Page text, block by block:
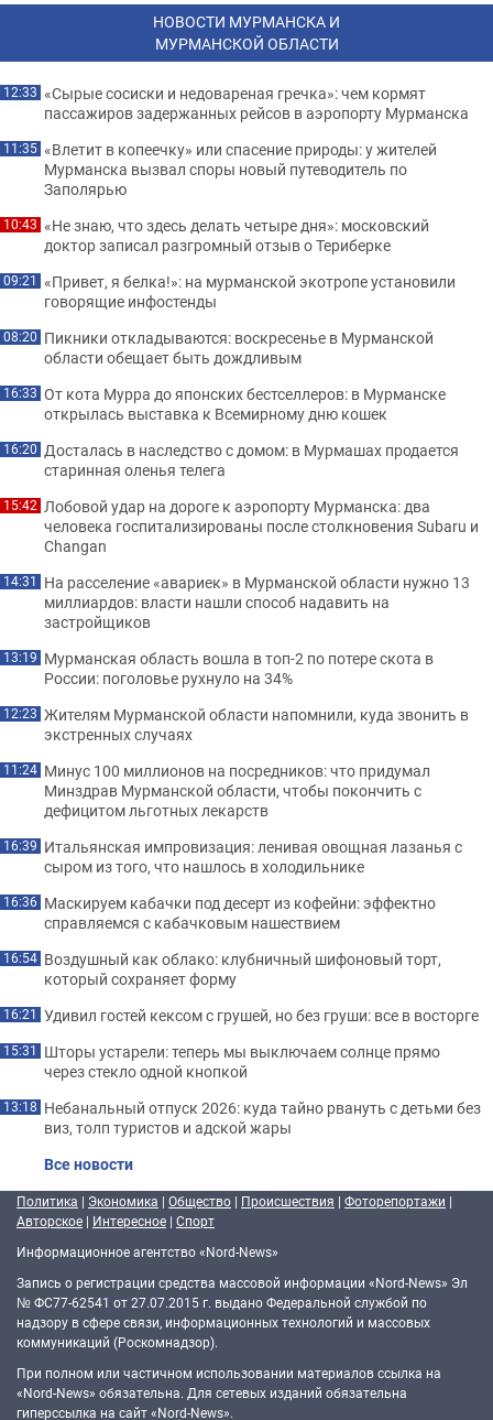
НОВОСТИ МУРМАНСКА И
МУРМАНСКОЙ ОБЛАСТИ
12:33 «Сырые сосиски и недовареная гречка»: чем кормят
пассажиров задержанных рейсов в аэропорту Мурманска
11:35 «Влетит в копеечку» или спасение природы: у жителей
Мурманска вызвал споры новый путеводитель по
Заполярью
10:43 «Не знаю, что здесь делать четыре дня»: московский
доктор записал разгромный отзыв о Териберке
09:21 «Привет, я белка!»: на мурманской экотропе установили
говорящие инфостенды
08:20 Пикники откладываются: воскресенье в Мурманской
области обещает быть дождливым
16:33 От кота Мурра до японских бестселлеров: в Мурманске
открылась выставка к Всемирному дню кошек
16:20 Досталась в наследство с домом: в Мурмашах продается
старинная оленья телега
15:42 Лобовой удар на дороге к аэропорту Мурманска: два
человека госпитализированы после столкновения Subaru и
Changan
14:31 На расселение «авариек» в Мурманской области нужно 13
миллиардов: власти нашли способ надавить на
застройщиков
13:19 Мурманская область вошла в топ-2 по потере скота в
России: поголовье рухнуло на 34%
12:23 Жителям Мурманской области напомнили, куда звонить в
экстренных случаях
11:24 Минус 100 миллионов на посредников: что придумал
Минздрав Мурманской области, чтобы покончить с
дефицитом льготных лекарств
16:39 Итальянская импровизация: ленивая овощная лазанья с
сыром из того, что нашлось в холодильнике
16:36 Маскируем кабачки под десерт из кофейни: эффектно
справляемся с кабачковым нашествием
16:54 Воздушный как облако: клубничный шифоновый торт,
который сохраняет форму
16:21 Удивил гостей кексом с грушей, но без груши: все в восторге
15:31 Шторы устарели: теперь мы выключаем солнце прямо
через стекло одной кнопкой
13:18 Небанальный отпуск 2026: куда тайно рвануть с детьми без
виз, толп туристов и адской жары
Все новости
Политика | Экономика | Общество | Происшествия | Фоторепортажи |
Авторское | Интересное | Спорт
Информационное агентство «Nord-News»
Запись о регистрации средства массовой информации «Nord-News» Эл
№ ФС77-62541 от 27.07.2015 г. выдано Федеральной службой по
надзору в сфере связи, информационных технологий и массовых
коммуникаций (Роскомнадзор).
При полном или частичном использовании материалов ссылка на
«Nord-News» обязательна. Для сетевых изданий обязательна
гиперссылка на сайт «Nord-News».